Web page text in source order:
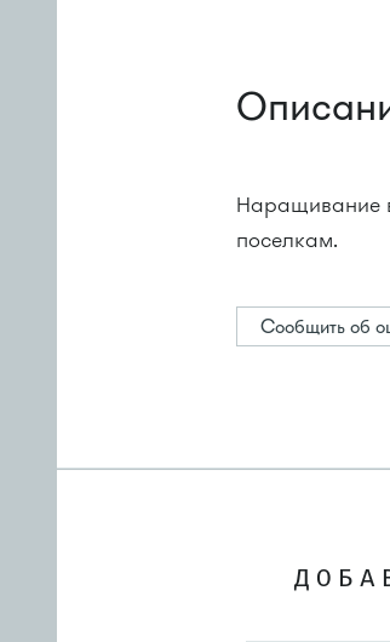
Наращивание
поселкам.
Сообщить об